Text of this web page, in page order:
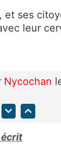
et ses
leur
Nycochan